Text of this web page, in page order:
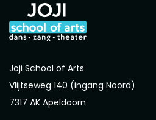
Joji School of Arts
Vlijtseweg 140 (ingang Noord)
7317 AK Apeldoorn